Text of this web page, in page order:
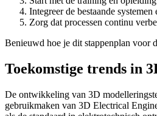
Integreer de bestaande
Zorg dat processen continu
Benieuwd hoe je dit stappenplan voor
Toekomstige trends in
De ontwikkeling van 3D
gebruikmaken van 3D Electrical